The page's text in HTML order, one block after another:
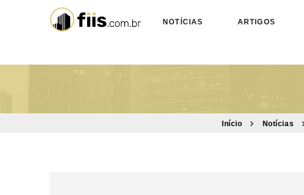
NOTÍCIAS ARTIGOS
Início Notícias